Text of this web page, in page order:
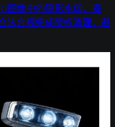
图像中的隐形水印，提
法合规完成版权清理，避